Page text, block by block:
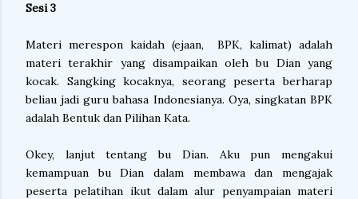
Sesi 3
Materi merespon kaidah (ejaan, BPK, kalimat) adalah
materi terakhir yang disampaikan oleh bu Dian yang
kocak. Sangking kocaknya, seorang peserta berharap
beliau jadi guru bahasa Indonesianya. Oya, singkatan BPK
adalah Bentuk dan Pilihan Kata.
Okey, lanjut tentang bu Dian. Aku pun mengakui
kemampuan bu Dian dalam membawa dan mengajak
peserta pelatihan ikut dalam alur penyampaian materi